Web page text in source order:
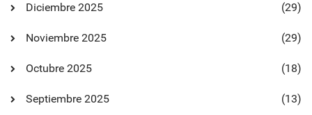
Diciembre 2025 (29)
Noviembre 2025 (29)
Octubre 2025 (18)
Septiembre 2025 (13)